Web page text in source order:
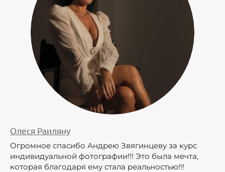
Олеся Раиляну
Огромное спасибо Андрею Звягинцеву за курс
индивидуальной фотографии!!! Это была мечта,
которая благодаря ему стала реальностью!!!